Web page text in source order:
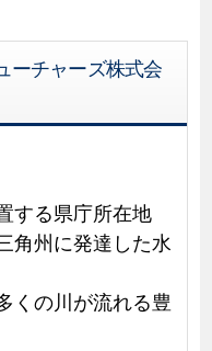
ーチャーズ株式会
する県庁所在地
角州に発達した水
くの川が流れる豊